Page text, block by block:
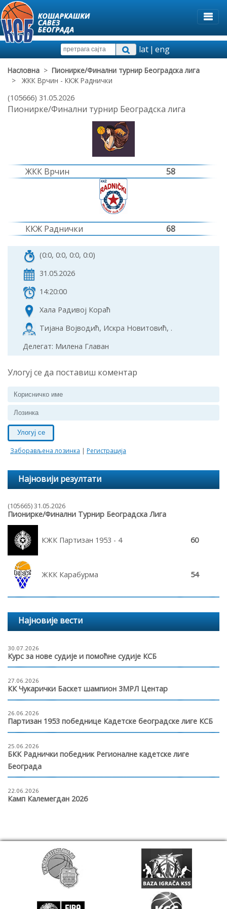
lat|eng
Насловна > Пионирке/Финални турнир Београдска лига
> ЖКК Врчин - ККЖ Раднички
(105666) 31.05.2026
Пионирке/Финални турнир Београдска лига
ЖКК Врчин 58
ККЖ Раднички 68
(0:0, 0:0, 0:0, 0:0)
31.05.2026
14:20:00
Хала Радивој Кораћ
Тијана Војводић, Искра Новитовић, .
Делегат: Милена Главан
Улогуј се да поставиш коментар
Улогуј се
Заборављена лозинка | Регистрација
Најновији резултати
(105665) 31.05.2026
Пионирке/Финални Турнир Београдска Лига
КЖК Партизан 1953 - 4 60
ЖКК Карабурма 54
Најновије вести
30.07.2026
Курс за нове судије и помоћне судије КСБ
27.06.2026
КК Чукарички Баскет шампион 3МРЛ Центар
26.06.2026
Партизан 1953 победнице Кадетске београдске лиге КСБ
25.06.2026
БКК Раднички победник Регионалне кадетске лиге
Београда
22.06.2026
Камп Калемегдан 2026